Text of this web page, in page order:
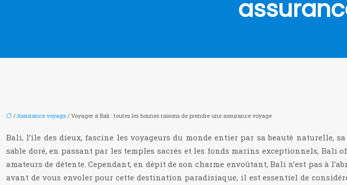
/ Assurance voyage / Voyager à Bali : toutes les bonnes raisons de prendre une assurance voyage
Bali, l’île des dieux, fascine les voyageurs du monde entier par sa beauté naturelle,
sable doré, en passant par les temples sacrés et les fonds marins exceptionnels,
amateurs de détente. Cependant, en dépit de son charme envoûtant, Bali n’est pas à
avant de vous envoler pour cette destination paradisiaque, il est essentiel de